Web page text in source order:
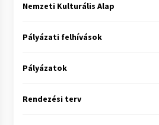
Nemzeti Kulturális Alap
Pályázati felhívások
Pályázatok
Rendezési terv